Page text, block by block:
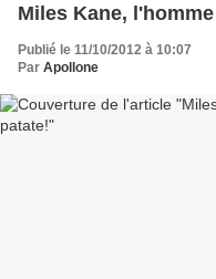
Miles Kane,
Publié le 11/10/2012 à 10:07
Par Apollone